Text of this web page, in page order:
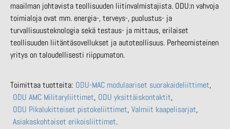
maailman johtavista teollisuuden liitinvalmistajista. ODU:n vahvoja
toimialoja ovat mm. energia-, terveys-, puolustus- ja
turvallisuusteknologia sekä testaus- ja mittaus, erilaiset
teollisuuden liitäntäsovellukset ja autoteollisuus. Perheomisteinen
yritys on taloudellisesti riippumaton.
Toimittaa tuotteita: ODU-MAC modulaariset suorakaideliittimet
ODU AMC Militaryliittimet ODU yksittäiskontaktit
ODU Pikalukitteiset pistokeliittimet Valmiit kaapelisarjat
Asiakaskohtaiset erikoisliittimet